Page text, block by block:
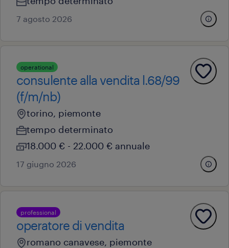
7 agosto 2026
operational
consulente alla vendita l.68/99
(f/m/nb)
torino, piemonte
tempo determinato
18.000 € - 22.000 € annuale
17 giugno 2026
professional
operatore di vendita
romano canavese, piemonte